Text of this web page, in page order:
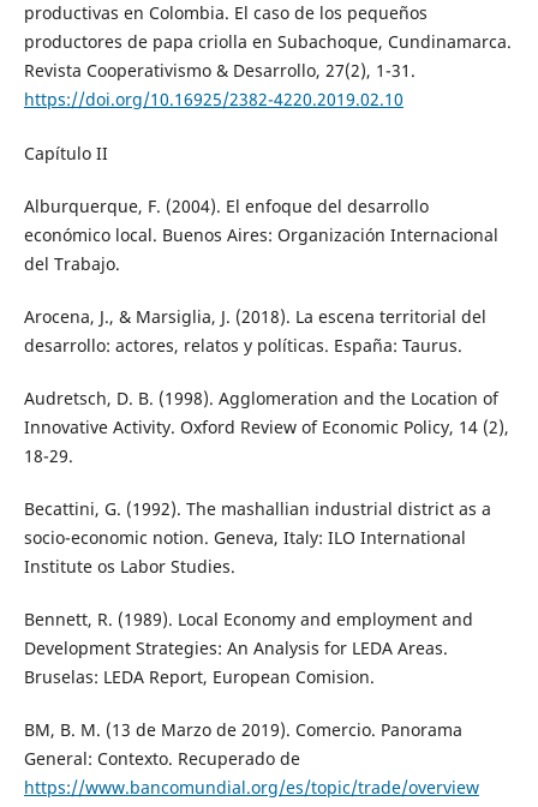
productivas en Colombia. El caso de los pequeños
productores de papa criolla en Subachoque, Cundinamarca.
Revista Cooperativismo & Desarrollo, 27(2), 1-31.
https://doi.org/10.16925/2382-4220.2019.02.10
Capítulo II
Alburquerque, F. (2004). El enfoque del desarrollo
económico local. Buenos Aires: Organización Internacional
del Trabajo.
Arocena, J., & Marsiglia, J. (2018). La escena territorial del
desarrollo: actores, relatos y políticas. España: Taurus.
Audretsch, D. B. (1998). Agglomeration and the Location of
Innovative Activity. Oxford Review of Economic Policy, 14 (2),
18-29.
Becattini, G. (1992). The mashallian industrial district as a
socio-economic notion. Geneva, Italy: ILO International
Institute os Labor Studies.
Bennett, R. (1989). Local Economy and employment and
Development Strategies: An Analysis for LEDA Areas.
Bruselas: LEDA Report, European Comision.
BM, B. M. (13 de Marzo de 2019). Comercio. Panorama
General: Contexto. Recuperado de
https://www.bancomundial.org/es/topic/trade/overview